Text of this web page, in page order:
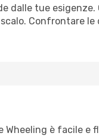
dalle tue
Confrontare
è facile e